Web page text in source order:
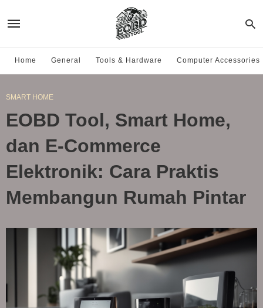
Home General Tools & Hardware Computer Accessories
SMART HOME
EOBD Tool, Smart Home,
dan E-Commerce
Elektronik: Cara Praktis
Membangun Rumah Pintar